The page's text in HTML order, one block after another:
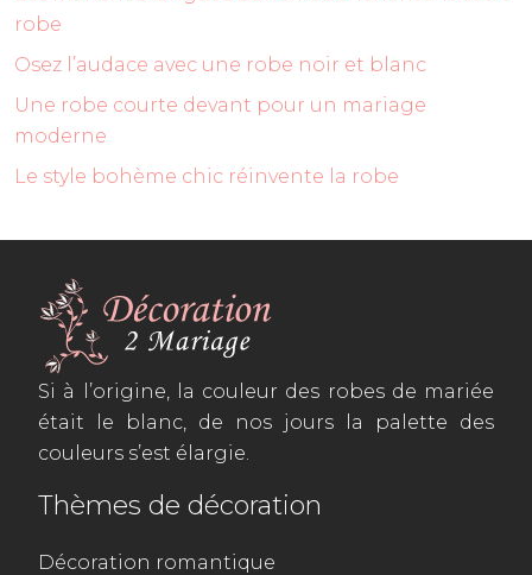
robe
Osez l’audace avec une robe noir et blanc
Une robe courte devant pour un mariage
moderne
Le style bohème chic réinvente la robe
Si à l’origine, la couleur des robes de mariée
était le blanc, de nos jours la palette des
couleurs s’est élargie.
Thèmes de décoration
Décoration romantique